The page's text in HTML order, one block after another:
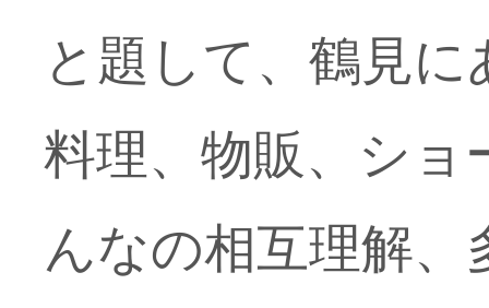
と題して、鶴見
料理、物販、ショ
んなの相互理解